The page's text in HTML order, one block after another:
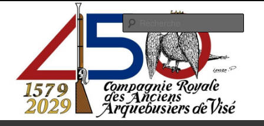
Arquebusiers.eu